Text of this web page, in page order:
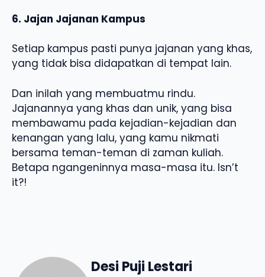
6. Jajan Jajanan Kampus
Setiap kampus pasti punya jajanan yang khas,
yang tidak bisa didapatkan di tempat lain.
Dan inilah yang membuatmu rindu.
Jajanannya yang khas dan unik, yang bisa
membawamu pada kejadian-kejadian dan
kenangan yang lalu, yang kamu nikmati
bersama teman-teman di zaman kuliah.
Betapa ngangeninnya masa-masa itu. Isn’t
it?!
Desi Puji Lestari